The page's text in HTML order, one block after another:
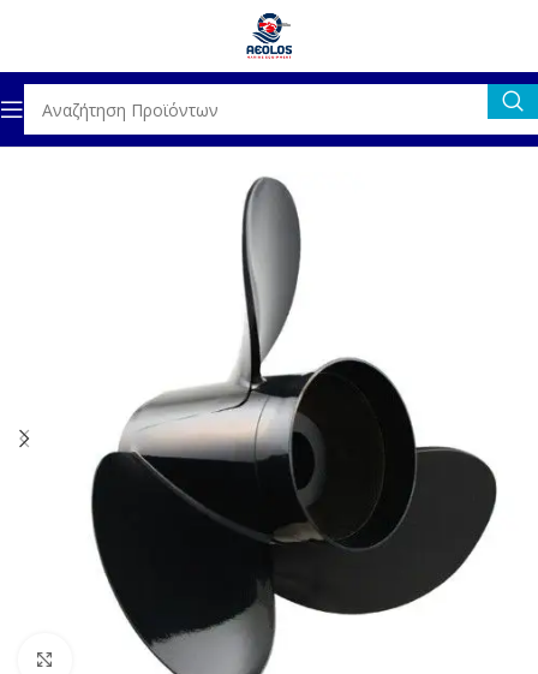
Αρχική σελίδα ΚΙΝΗΤΗΡΕΣ
Click to enlarge